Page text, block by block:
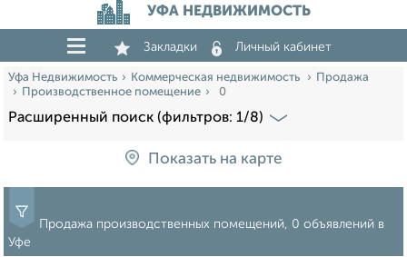
УФА НЕДВИЖИМОСТЬ
Закладки Личный кабинет
Уфа Недвижимость Коммерческая недвижимость
Продажа
Производственное помещение
0
Расширенный поиск (фильтров: 1/8)
Показать на карте
Продажа производственных помещений, 0 объявлений в
Уфе